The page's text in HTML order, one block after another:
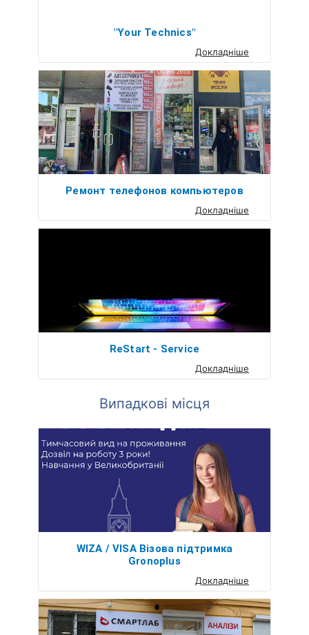
"Your Technics"
Докладніше
Ремонт телефонов компьютеров
Докладніше
ReStart - Service
Докладніше
Випадкові місця
WIZA / VISA Візова підтримка
Gronoplus
Докладніше